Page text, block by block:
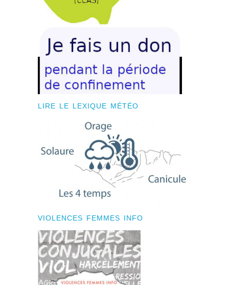
LIRE LE LEXIQUE MÉTÉO
VIOLENCES FEMMES INFO